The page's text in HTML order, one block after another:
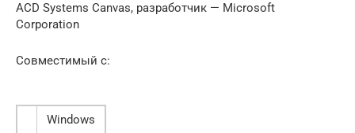
ACD Systems Canvas, разработчик — Microsoft
Corporation
Совместимый с:
Windows